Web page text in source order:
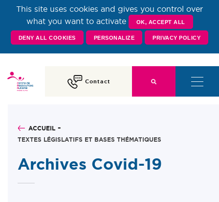
Centre de Ressources
Autisme Rhône-Alpes
Contact
ACCUEIL
TEXTES LÉGISLATIFS ET BASES THÉMATIQUES
Archives Covid-19
This site uses cookies and gives you control over
what you want to activate
OK, ACCEPT ALL
DENY ALL COOKIES PERSONALIZE PRIVACY POLICY